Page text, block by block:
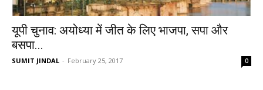
यूपी चुनाव: अयोध्या में जीत के लिए भाजपा, सपा और
बसपा...
SUMIT JINDAL - February 25, 2017 0